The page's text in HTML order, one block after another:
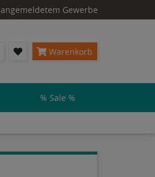
Gewerbe
Warenkorb
% Sale %